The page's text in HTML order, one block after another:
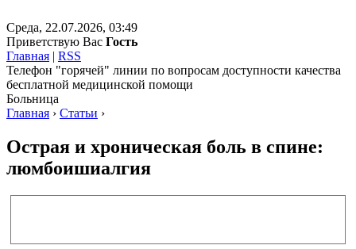
Среда, 22.07.2026, 03:49
Приветствую Вас Гость
Главная | RSS
Телефон "горячей" линии по вопросам доступности качества
бесплатной медицинской помощи
Больница
Главная › Статьи ›
Острая и хроническая боль в спине:
люмбоишиалгия